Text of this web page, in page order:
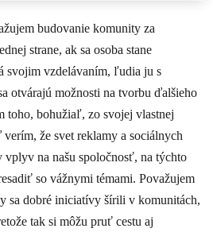
budovanie komunity za
strane, ak sa osoba stane
svojim vzdelávaním, ľudia ju s
otvárajú možnosti na tvorbu ďalšieho
toho, bohužiaľ, zo svojej vlastnej
že svet reklamy a sociálnych
na našu spoločnosť, na týchto
so vážnymi témami. Považujem
sa dobré iniciatívy šírili v komunitách,
tak si môžu pruť cestu aj